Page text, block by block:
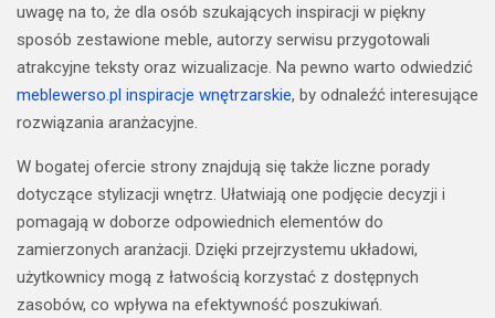
uwagę na to, że dla osób szukających inspiracji w piękny
sposób zestawione meble, autorzy serwisu przygotowali
atrakcyjne teksty oraz wizualizacje. Na pewno warto odwiedzić
meblewerso.pl inspiracje wnętrzarskie, by odnaleźć interesujące
rozwiązania aranżacyjne.
W bogatej ofercie strony znajdują się także liczne porady
dotyczące stylizacji wnętrz. Ułatwiają one podjęcie decyzji i
pomagają w doborze odpowiednich elementów do
zamierzonych aranżacji. Dzięki przejrzystemu układowi,
użytkownicy mogą z łatwością korzystać z dostępnych
zasobów, co wpływa na efektywność poszukiwań.